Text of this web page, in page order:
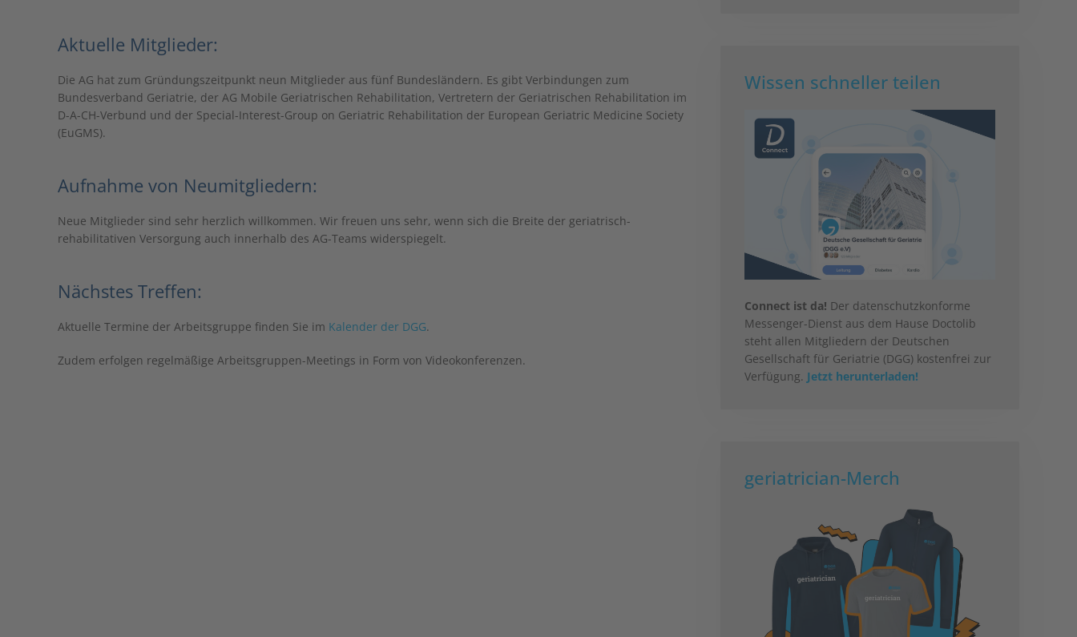
Aktuelle Mitglieder:
Die AG hat zum Gründungszeitpunkt neun Mitglieder aus fünf Bundesländern. Es gibt Verbindungen zum
Bundesverband Geriatrie, der AG Mobile Geriatrischen Rehabilitation, Vertretern der Geriatrischen Rehabilitation im
D-A-CH-Verbund und der Special-Interest-Group on Geriatric Rehabilitation der European Geriatric Medicine Society
(EuGMS).
Aufnahme von Neumitgliedern:
Neue Mitglieder sind sehr herzlich willkommen. Wir freuen uns sehr, wenn sich die Breite der geriatrisch-
rehabilitativen Versorgung auch innerhalb des AG-Teams widerspiegelt.
Nächstes Treffen:
Aktuelle Termine der Arbeitsgruppe finden Sie im Kalender der DGG.
Zudem erfolgen regelmäßige Arbeitsgruppen-Meetings in Form von Videokonferenzen.
Wissen schneller teilen
Connect ist da! Der datenschutzkonforme
Messenger-Dienst aus dem Hause Doctolib
steht allen Mitgliedern der Deutschen
Gesellschaft für Geriatrie (DGG) kostenfrei zur
Verfügung. Jetzt herunterladen!
geriatrician-Merch